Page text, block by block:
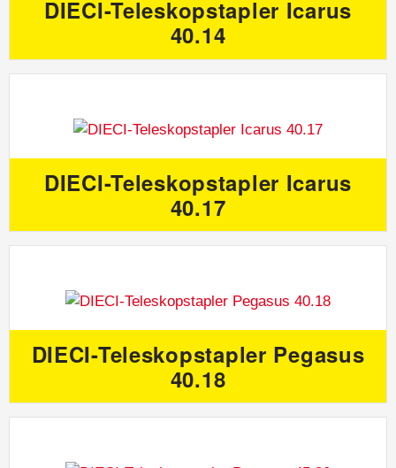
DIECI-Teleskopstapler Icarus
40.14
DIECI-Teleskopstapler Icarus
40.17
DIECI-Teleskopstapler Pegasus
40.18